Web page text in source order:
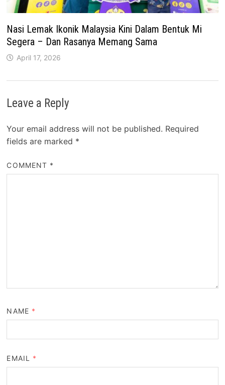
Nasi Lemak Ikonik Malaysia Kini Dalam Bentuk Mi
Segera – Dan Rasanya Memang Sama
April 17, 2026
Leave a Reply
Your email address will not be published. Required
fields are marked *
COMMENT *
NAME *
EMAIL *